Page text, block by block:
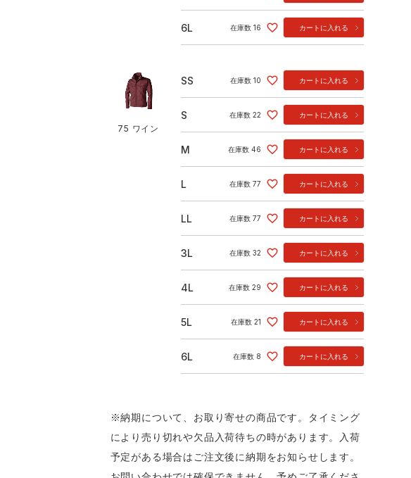
6L 在庫数 16 カートに入れる
75 ワイン
SS 在庫数 10 カートに入れる
S 在庫数 22 カートに入れる
M 在庫数 46 カートに入れる
L 在庫数 77 カートに入れる
LL 在庫数 77 カートに入れる
3L 在庫数 32 カートに入れる
4L 在庫数 29 カートに入れる
5L 在庫数 21 カートに入れる
6L 在庫数 8 カートに入れる
※納期について、お取り寄せの商品です。タイミング
により売り切れや欠品入荷待ちの時があります。入荷
予定がある場合はご注文後に納期をお知らせします。